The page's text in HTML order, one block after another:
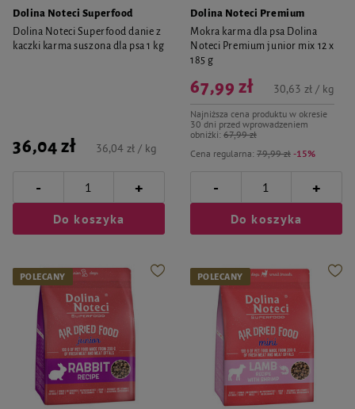
Dolina Noteci Superfood
Dolina Noteci Superfood danie z
kaczki karma suszona dla psa 1 kg
36,04 zł 36,04 zł / kg
- +
Do koszyka
Dolina Noteci Premium
Mokra karma dla psa Dolina
Noteci Premium junior mix 12 x
185 g
Cena regularna: 79,99 zł -15%
67,99 zł
Najniższa cena produktu w okresie
30 dni przed wprowadzeniem
obniżki: 67,99 zł
30,63 zł / kg
- +
Do koszyka
POLECANY POLECANY